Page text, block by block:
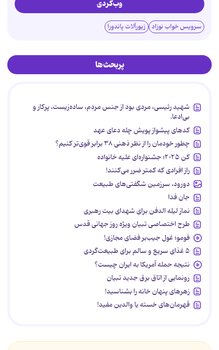
وب‌گردی
سرویس خواب نوزاد زیورآلات پاندورا
پربحث‌ها
شهید رئیسی، مردی بود از جنس مردم، ساده‌زیست، پرکار و
بی‌ادعا.
کدهای پیشواز پویش چله دعای عهد
چطور خودمان را از نظر ذهنی ۳۸ برابر قوی‌تر کنیم؟
کن ۲۰۲۵؛ جشنواره‌ای علیه خانواده
راز افرادی که کمتر ضرر می‌کنند!
دورود، سرزمین شگفتی‌های طبیعت
جان فدا
نماز لیله الدفن برای شهدای بیت رهبری
طرح اختصاصی تبیان ویژه روز جهانی قدس
فومو؛ غول جیب‌بر فضای مجازی!
۵ غذای سریع و سالم برای طبیعت‌گردی
نتیجه حمله آمریکا به ایران چیست؟
رونمایی از اتاق برق جدید تبیان
زهرهای پنهان خانه را بشناسید!
قهرمان‌های خسته یا والدین مفید!